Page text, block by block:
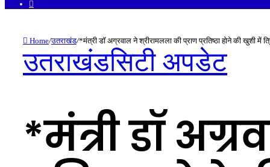
Home/उतराखंड/*मंत्री डॉ अग्रवाल ने श्रीरामलला की प्राण प्रतिष्ठा होने की खुशी में
उतराखंडसिटी अपडेट
*मंत्री डॉ